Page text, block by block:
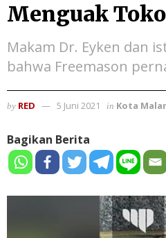
Menguak
Makam Dr. Eyken dan
bahwa Freemason
by RED 5 Juni 2021 in Kota
Bagikan Berita